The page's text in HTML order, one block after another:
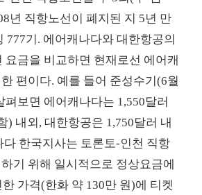
년 직항노선이 폐지된 지 5년 만
777기. 에어캐나다와 대한항공의
요금을 비교하면 현재로선 에어캐
편이다. 예를 들어 준성수기(6월
펴보면 에어캐나다는 1,550달러
) 내외, 대한항공은 1,750달러 내
다 한국지사는 토론토-인천 직항
기 위해 일시적으로 정상요금에
가격(한화 약 130만 원)에 티켓